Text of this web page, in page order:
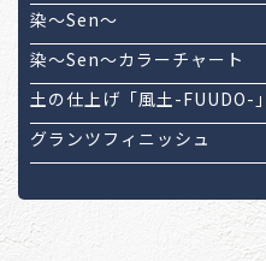
染～Sen～
染～Sen～カラーチャート
土の仕上げ「風土-FUUDO-」
グランツフィニッシュ